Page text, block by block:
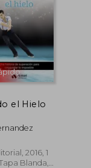
el Hielo
2016, 1
Blanda,